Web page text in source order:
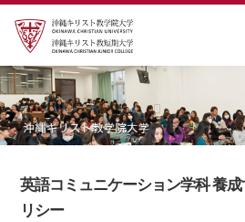
英語コミュニケーション学科 養
リシー